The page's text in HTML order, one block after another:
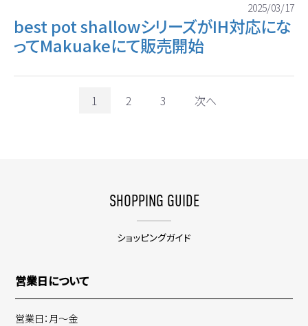
2025/03/17
best pot shallowシリーズがIH対応にな
ってMakuakeにて販売開始
1 2 3 次へ
SHOPPING GUIDE
ショッピングガイド
営業日について
営業日：月～金